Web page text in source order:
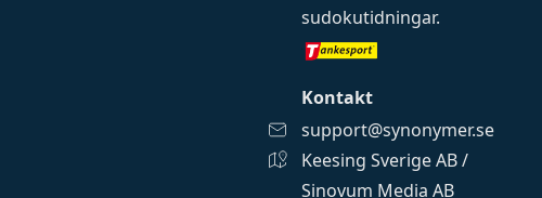
sudokutidningar.
Kontakt
support@synonymer.se
Keesing Sverige AB /
Sinovum Media AB